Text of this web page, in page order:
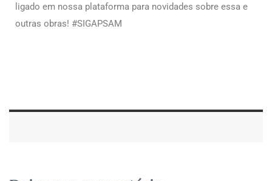
ligado em nossa plataforma para novidades sobre essa e
outras obras! #SIGAPSAM